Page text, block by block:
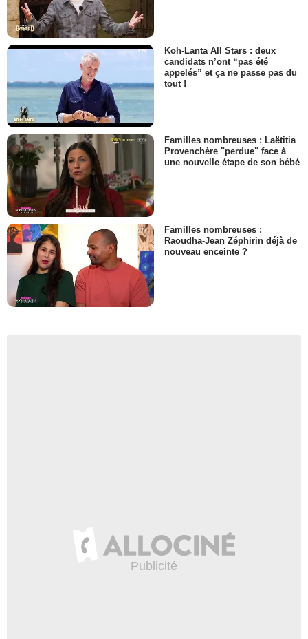
Koh-Lanta All Stars : deux
candidats n’ont “pas été
appelés” et ça ne passe pas du
tout !
Familles nombreuses : Laëtitia
Provenchère "perdue" face à
une nouvelle étape de son bébé
Familles nombreuses :
Raoudha-Jean Zéphirin déjà de
nouveau enceinte ?